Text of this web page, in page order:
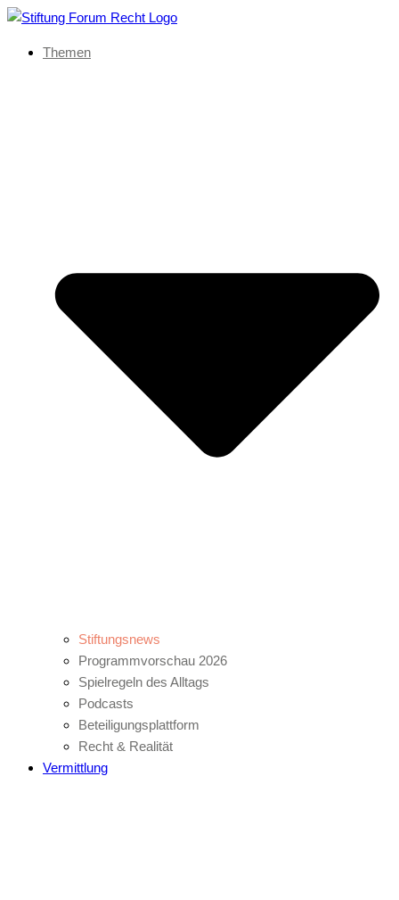
Themen
Stiftungsnews
Programmvorschau 2026
Spielregeln des Alltags
Podcasts
Beteiligungsplattform
Recht & Realität
Vermittlung